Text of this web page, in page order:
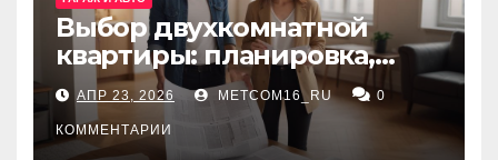
Выбор двухкомнатной
квартиры: планировка,
состояние жилья и
проверка документов
АПР 23, 2026 METCOM16_RU 0
КОММЕНТАРИИ